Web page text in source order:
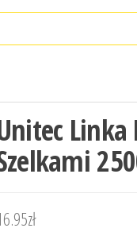
Linka
zł